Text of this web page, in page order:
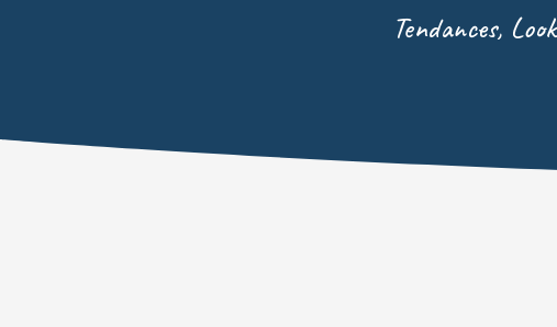
Tendances,